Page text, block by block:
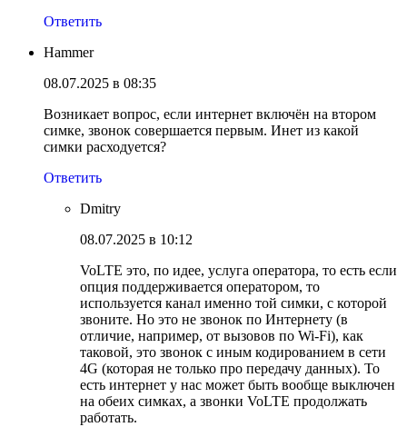
Ответить
Hammer
08.07.2025 в 08:35
Возникает вопрос, если интернет включён на втором
симке, звонок совершается первым. Инет из какой
симки расходуется?
Ответить
Dmitry
08.07.2025 в 10:12
VoLTE это, по идее, услуга оператора, то есть если
опция поддерживается оператором, то
используется канал именно той симки, с которой
звоните. Но это не звонок по Интернету (в
отличие, например, от вызовов по Wi-Fi), как
таковой, это звонок с иным кодированием в сети
4G (которая не только про передачу данных). То
есть интернет у нас может быть вообще выключен
на обеих симках, а звонки VoLTE продолжать
работать.